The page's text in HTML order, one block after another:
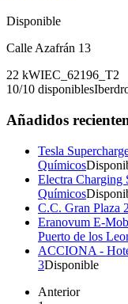
Disponible
Calle Azafrán 13
22 kWIEC_62196_T2
10/10 disponibles
Añadidos
Tesla
Químicos
Electra Charging
Químicos
C.C. Gran Plaza
Eranovum E-
Puerto de los
ACCIONA -
3Disponible
Anterior